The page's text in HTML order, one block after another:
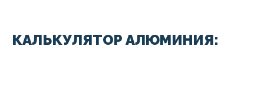
КАЛЬКУЛЯТОР АЛЮМИНИЯ: